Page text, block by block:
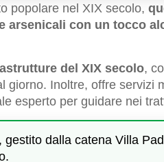
popolare nel XIX secolo,
arsenicali con un tocco
del XIX secolo,
giorno. Inoltre, offre servizi
esperto per guidare nei
dalla catena Villa